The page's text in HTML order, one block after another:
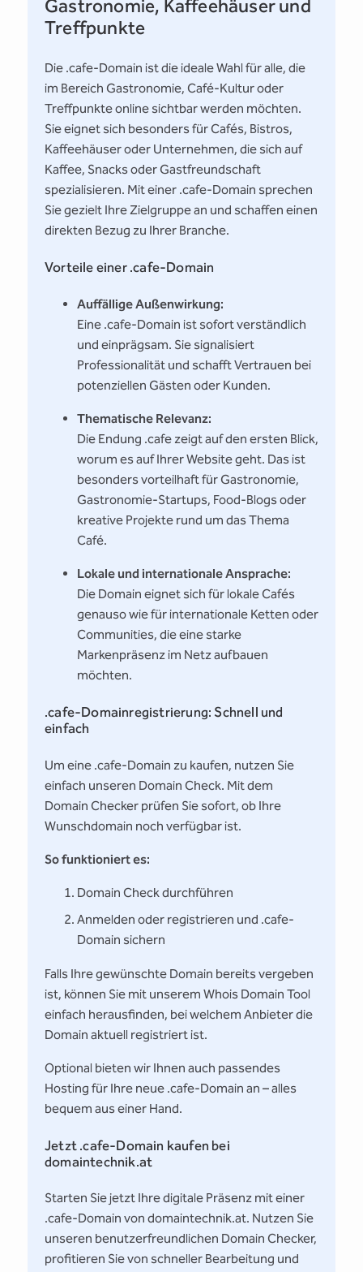
Gastronomie, Kaffeehäuser und
Treffpunkte
Die .cafe-Domain ist die ideale Wahl für alle, die
im Bereich Gastronomie, Café-Kultur oder
Treffpunkte online sichtbar werden möchten.
Sie eignet sich besonders für Cafés, Bistros,
Kaffeehäuser oder Unternehmen, die sich auf
Kaffee, Snacks oder Gastfreundschaft
spezialisieren. Mit einer .cafe-Domain sprechen
Sie gezielt Ihre Zielgruppe an und schaffen einen
direkten Bezug zu Ihrer Branche.
Vorteile einer .cafe-Domain
Auffällige Außenwirkung:
Eine .cafe-Domain ist sofort verständlich
und einprägsam. Sie signalisiert
Professionalität und schafft Vertrauen bei
potenziellen Gästen oder Kunden.
Thematische Relevanz:
Die Endung .cafe zeigt auf den ersten Blick,
worum es auf Ihrer Website geht. Das ist
besonders vorteilhaft für Gastronomie,
Gastronomie-Startups, Food-Blogs oder
kreative Projekte rund um das Thema
Café.
Lokale und internationale Ansprache:
Die Domain eignet sich für lokale Cafés
genauso wie für internationale Ketten oder
Communities, die eine starke
Markenpräsenz im Netz aufbauen
möchten.
.cafe-Domainregistrierung: Schnell und
einfach
Um eine .cafe-Domain zu kaufen, nutzen Sie
einfach unseren Domain Check. Mit dem
Domain Checker prüfen Sie sofort, ob Ihre
Wunschdomain noch verfügbar ist.
So funktioniert es:
Domain Check durchführen
Anmelden oder registrieren und .cafe-
Domain sichern
Falls Ihre gewünschte Domain bereits vergeben
ist, können Sie mit unserem Whois Domain Tool
einfach herausfinden, bei welchem Anbieter die
Domain aktuell registriert ist.
Optional bieten wir Ihnen auch passendes
Hosting für Ihre neue .cafe-Domain an – alles
bequem aus einer Hand.
Jetzt .cafe-Domain kaufen bei
domaintechnik.at
Starten Sie jetzt Ihre digitale Präsenz mit einer
.cafe-Domain von domaintechnik.at. Nutzen Sie
unseren benutzerfreundlichen Domain Checker,
profitieren Sie von schneller Bearbeitung und